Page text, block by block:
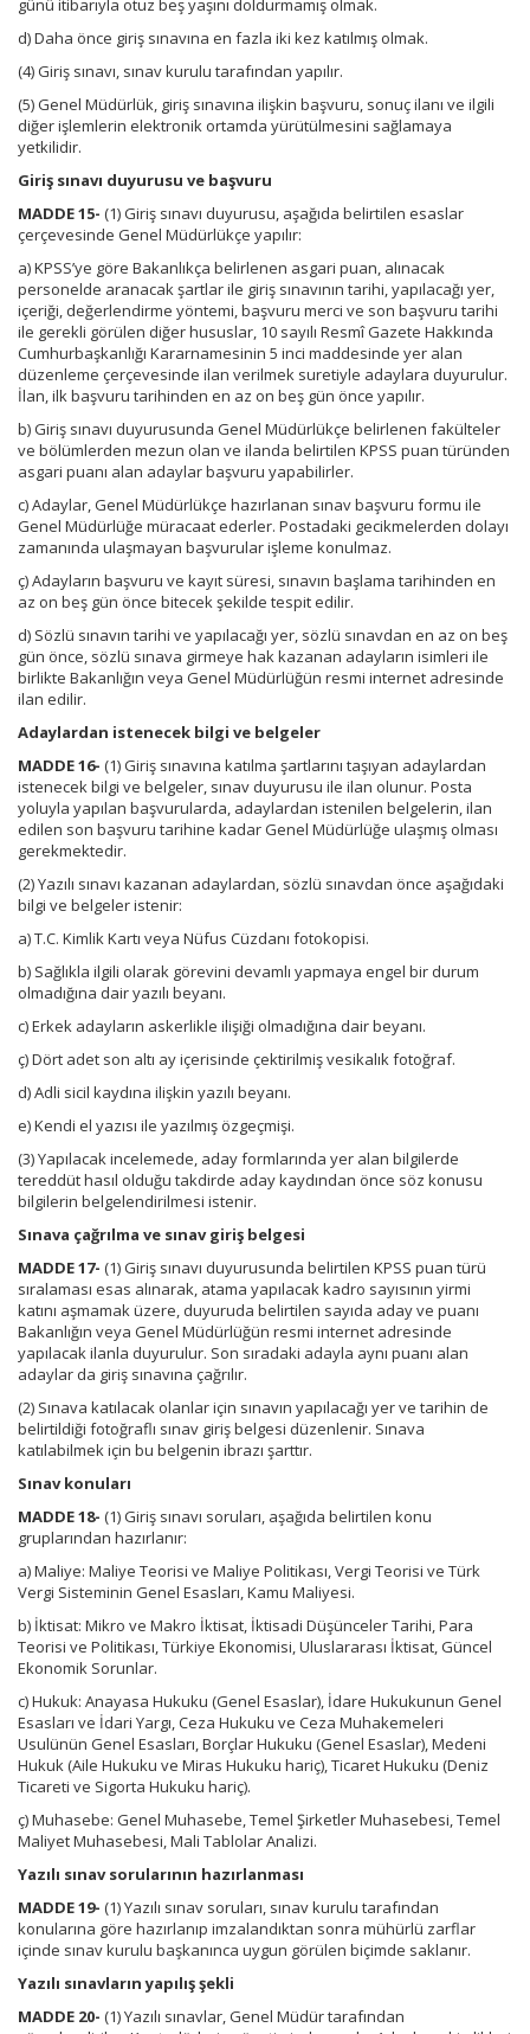
günü itibarıyla otuz beş yaşını doldurmamış olmak.
d) Daha önce giriş sınavına en fazla iki kez katılmış olmak.
(4) Giriş sınavı, sınav kurulu tarafından yapılır.
(5) Genel Müdürlük, giriş sınavına ilişkin başvuru, sonuç ilanı ve ilgili
diğer işlemlerin elektronik ortamda yürütülmesini sağlamaya
yetkilidir.
Giriş sınavı duyurusu ve başvuru
MADDE 15- (1) Giriş sınavı duyurusu, aşağıda belirtilen esaslar
çerçevesinde Genel Müdürlükçe yapılır:
a) KPSS’ye göre Bakanlıkça belirlenen asgari puan, alınacak
personelde aranacak şartlar ile giriş sınavının tarihi, yapılacağı yer,
içeriği, değerlendirme yöntemi, başvuru merci ve son başvuru tarihi
ile gerekli görülen diğer hususlar, 10 sayılı Resmî Gazete Hakkında
Cumhurbaşkanlığı Kararnamesinin 5 inci maddesinde yer alan
düzenleme çerçevesinde ilan verilmek suretiyle adaylara duyurulur.
İlan, ilk başvuru tarihinden en az on beş gün önce yapılır.
b) Giriş sınavı duyurusunda Genel Müdürlükçe belirlenen fakülteler
ve bölümlerden mezun olan ve ilanda belirtilen KPSS puan türünden
asgari puanı alan adaylar başvuru yapabilirler.
c) Adaylar, Genel Müdürlükçe hazırlanan sınav başvuru formu ile
Genel Müdürlüğe müracaat ederler. Postadaki gecikmelerden dolayı
zamanında ulaşmayan başvurular işleme konulmaz.
ç) Adayların başvuru ve kayıt süresi, sınavın başlama tarihinden en
az on beş gün önce bitecek şekilde tespit edilir.
d) Sözlü sınavın tarihi ve yapılacağı yer, sözlü sınavdan en az on beş
gün önce, sözlü sınava girmeye hak kazanan adayların isimleri ile
birlikte Bakanlığın veya Genel Müdürlüğün resmi internet adresinde
ilan edilir.
Adaylardan istenecek bilgi ve belgeler
MADDE 16- (1) Giriş sınavına katılma şartlarını taşıyan adaylardan
istenecek bilgi ve belgeler, sınav duyurusu ile ilan olunur. Posta
yoluyla yapılan başvurularda, adaylardan istenilen belgelerin, ilan
edilen son başvuru tarihine kadar Genel Müdürlüğe ulaşmış olması
gerekmektedir.
(2) Yazılı sınavı kazanan adaylardan, sözlü sınavdan önce aşağıdaki
bilgi ve belgeler istenir:
a) T.C. Kimlik Kartı veya Nüfus Cüzdanı fotokopisi.
b) Sağlıkla ilgili olarak görevini devamlı yapmaya engel bir durum
olmadığına dair yazılı beyanı.
c) Erkek adayların askerlikle ilişiği olmadığına dair beyanı.
ç) Dört adet son altı ay içerisinde çektirilmiş vesikalık fotoğraf.
d) Adli sicil kaydına ilişkin yazılı beyanı.
e) Kendi el yazısı ile yazılmış özgeçmişi.
(3) Yapılacak incelemede, aday formlarında yer alan bilgilerde
tereddüt hasıl olduğu takdirde aday kaydından önce söz konusu
bilgilerin belgelendirilmesi istenir.
Sınava çağrılma ve sınav giriş belgesi
MADDE 17- (1) Giriş sınavı duyurusunda belirtilen KPSS puan türü
sıralaması esas alınarak, atama yapılacak kadro sayısının yirmi
katını aşmamak üzere, duyuruda belirtilen sayıda aday ve puanı
Bakanlığın veya Genel Müdürlüğün resmi internet adresinde
yapılacak ilanla duyurulur. Son sıradaki adayla aynı puanı alan
adaylar da giriş sınavına çağrılır.
(2) Sınava katılacak olanlar için sınavın yapılacağı yer ve tarihin de
belirtildiği fotoğraflı sınav giriş belgesi düzenlenir. Sınava
katılabilmek için bu belgenin ibrazı şarttır.
Sınav konuları
MADDE 18- (1) Giriş sınavı soruları, aşağıda belirtilen konu
gruplarından hazırlanır:
a) Maliye: Maliye Teorisi ve Maliye Politikası, Vergi Teorisi ve Türk
Vergi Sisteminin Genel Esasları, Kamu Maliyesi.
b) İktisat: Mikro ve Makro İktisat, İktisadi Düşünceler Tarihi, Para
Teorisi ve Politikası, Türkiye Ekonomisi, Uluslararası İktisat, Güncel
Ekonomik Sorunlar.
c) Hukuk: Anayasa Hukuku (Genel Esaslar), İdare Hukukunun Genel
Esasları ve İdari Yargı, Ceza Hukuku ve Ceza Muhakemeleri
Usulünün Genel Esasları, Borçlar Hukuku (Genel Esaslar), Medeni
Hukuk (Aile Hukuku ve Miras Hukuku hariç), Ticaret Hukuku (Deniz
Ticareti ve Sigorta Hukuku hariç).
ç) Muhasebe: Genel Muhasebe, Temel Şirketler Muhasebesi, Temel
Maliyet Muhasebesi, Mali Tablolar Analizi.
Yazılı sınav sorularının hazırlanması
MADDE 19- (1) Yazılı sınav soruları, sınav kurulu tarafından
konularına göre hazırlanıp imzalandıktan sonra mühürlü zarflar
içinde sınav kurulu başkanınca uygun görülen biçimde saklanır.
Yazılı sınavların yapılış şekli
MADDE 20- (1) Yazılı sınavlar, Genel Müdür tarafından